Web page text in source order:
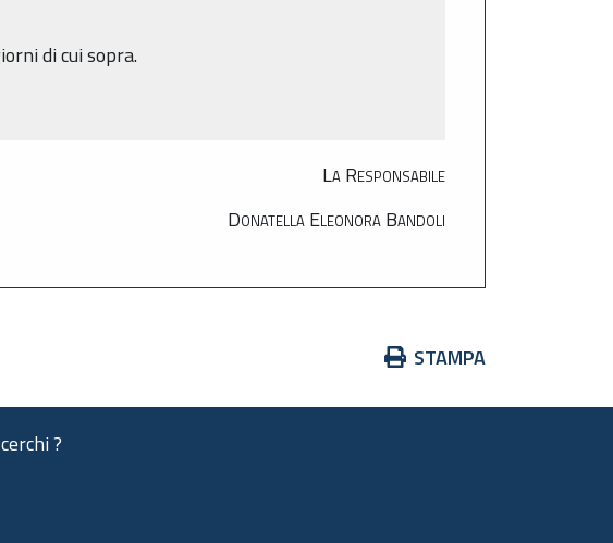
di cui sopra.
La Responsabile
Donatella Eleonora Bandoli
Azioni
documento
STAMPA
?